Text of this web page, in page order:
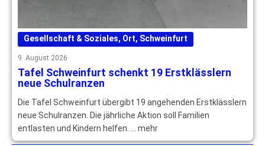
Gesellschaft & Soziales, Ort, Schweinfurt
9. August 2026
Tafel Schweinfurt schenkt 19 Erstklässlern
neue Schulranzen
Die Tafel Schweinfurt übergibt 19 angehenden Erstklässlern
neue Schulranzen. Die jährliche Aktion soll Familien
entlasten und Kindern helfen. … mehr